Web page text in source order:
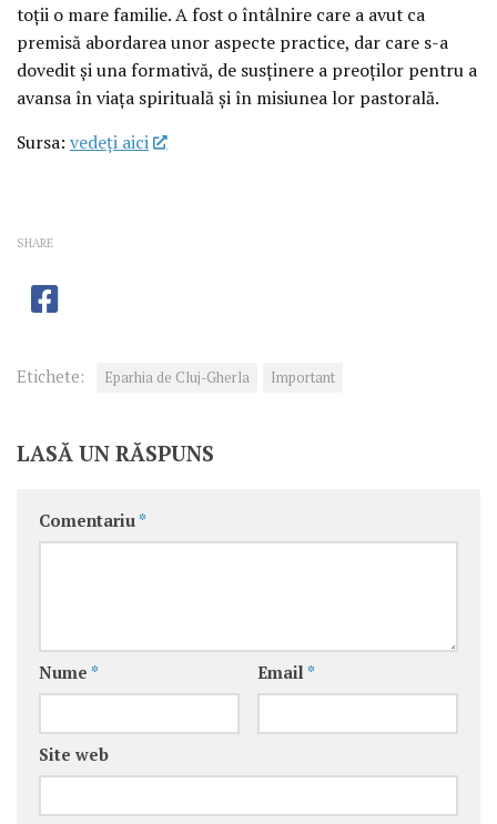
toții o mare familie. A fost o întâlnire care a avut ca
premisă abordarea unor aspecte practice, dar care s-a
dovedit și una formativă, de susținere a preoților pentru a
avansa în viața spirituală și în misiunea lor pastorală.
Sursa: vedeţi aici
SHARE
Etichete: Eparhia de Cluj-Gherla Important
LASĂ UN RĂSPUNS
Comentariu *
Nume * Email *
Site web